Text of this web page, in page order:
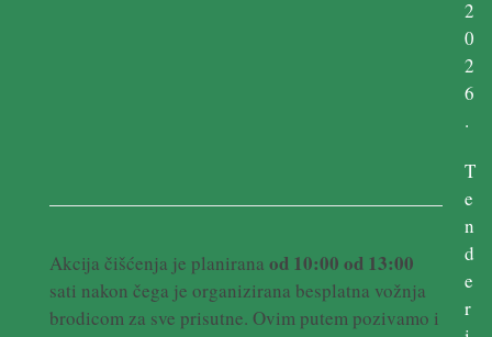
Akcija čišćenja je planirana od 10:00 od 13:00
sati nakon čega je organizirana besplatna vožnja
brodicom za sve prisutne. Ovim putem pozivamo i
2
0
2
6
.
T
e
n
d
e
r